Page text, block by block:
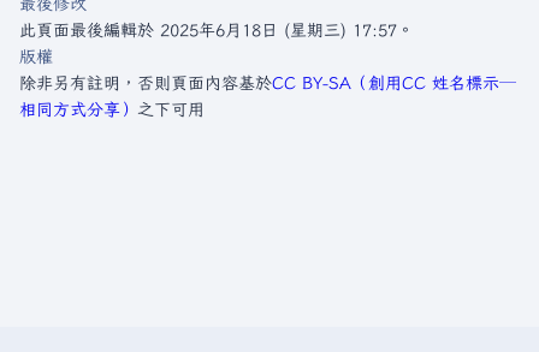
此頁面最後編輯於 2025年6月18日 (星期三) 17:57。
版權
除非另有註明，否則頁面內容基於CC BY-SA（創用CC 姓名標示─
相同方式分享） 之下可用